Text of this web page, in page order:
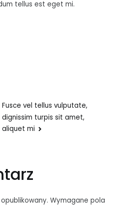
tellus est eget mi.
Fusce vel tellus vulputate,
dignissim turpis sit amet,
aliquet mi
Wymagane pola